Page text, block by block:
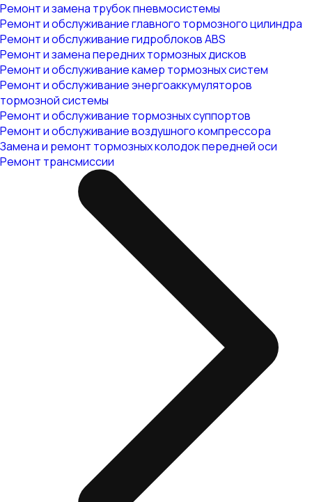
Ремонт и замена трубок пневмосистемы
Ремонт и обслуживание главного тормозного цилиндра
Ремонт и обслуживание гидроблоков ABS
Ремонт и замена передних тормозных дисков
Ремонт и обслуживание камер тормозных систем
Ремонт и обслуживание энергоаккумуляторов
тормозной системы
Ремонт и обслуживание тормозных суппортов
Ремонт и обслуживание воздушного компрессора
Замена и ремонт тормозных колодок передней оси
Ремонт трансмиссии